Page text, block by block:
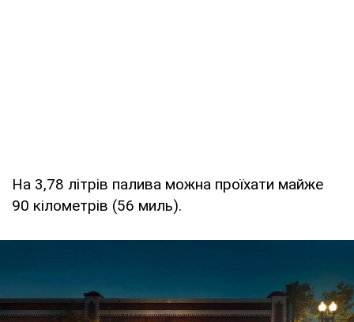
На 3,78 літрів палива можна проїхати майже
90 кілометрів (56 миль).